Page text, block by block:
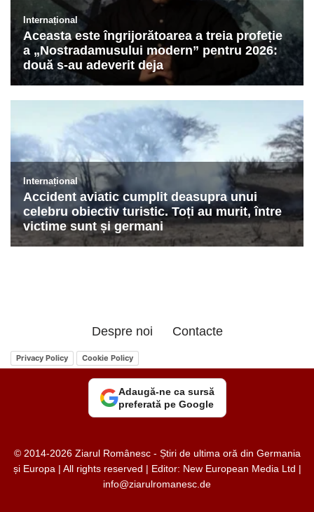
Despre noi Contacte
Privacy Policy Cookie Policy
Adaugă-ne ca sursă
preferată pe Google
© 2014-2026 Ziarul Românesc - Știri de ultima oră din Germania
și Europa | All rights reserved | Editor: New European Media Ltd |
info@ziarulromanesc.de